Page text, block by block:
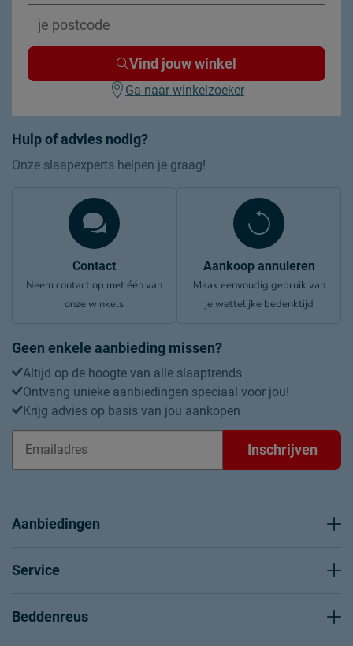
Hulp of advies nodig?
Onze slaapexperts helpen je graag!
Contact
Neem contact op met één van
onze winkels
Aankoop annuleren
Maak eenvoudig gebruik van
je wettelijke bedenktijd
Geen enkele aanbieding missen?
Altijd op de hoogte van alle slaaptrends
Ontvang unieke aanbiedingen speciaal voor jou!
Krijg advies op basis van jou aankopen
Inschrijven
Vind jouw winkel
Ga naar winkelzoeker
Aanbiedingen
Service
Beddenreus